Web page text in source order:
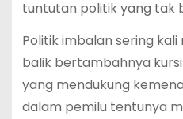
tuntutan politik yang tak
Politik imbalan sering
balik bertambahnya
yang mendukung
dalam pemilu tentunya